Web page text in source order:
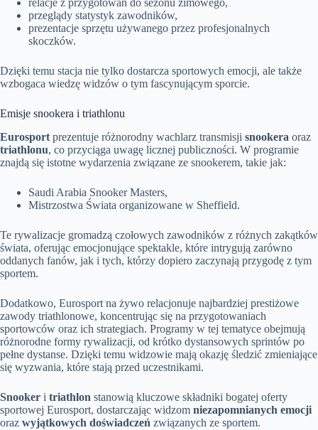
relacje z przygotowań do sezonu zimowego,
przeglądy statystyk zawodników,
prezentacje sprzętu używanego przez profesjonalnych
skoczków.
Dzięki temu stacja nie tylko dostarcza sportowych emocji, ale także
wzbogaca wiedzę widzów o tym fascynującym sporcie.
Emisje snookera i triathlonu
Eurosport prezentuje różnorodny wachlarz transmisji snookera oraz
triathlonu, co przyciąga uwagę licznej publiczności. W programie
znajdą się istotne wydarzenia związane ze snookerem, takie jak:
Saudi Arabia Snooker Masters,
Mistrzostwa Świata organizowane w Sheffield.
Te rywalizacje gromadzą czołowych zawodników z różnych zakątków
świata, oferując emocjonujące spektakle, które intrygują zarówno
oddanych fanów, jak i tych, którzy dopiero zaczynają przygodę z tym
sportem.
Dodatkowo, Eurosport na żywo relacjonuje najbardziej prestiżowe
zawody triathlonowe, koncentrując się na przygotowaniach
sportowców oraz ich strategiach. Programy w tej tematyce obejmują
różnorodne formy rywalizacji, od krótko dystansowych sprintów po
pełne dystanse. Dzięki temu widzowie mają okazję śledzić zmieniające
się wyzwania, które stają przed uczestnikami.
Snooker i triathlon stanowią kluczowe składniki bogatej oferty
sportowej Eurosport, dostarczając widzom niezapomnianych emocji
oraz wyjątkowych doświadczeń związanych ze sportem.